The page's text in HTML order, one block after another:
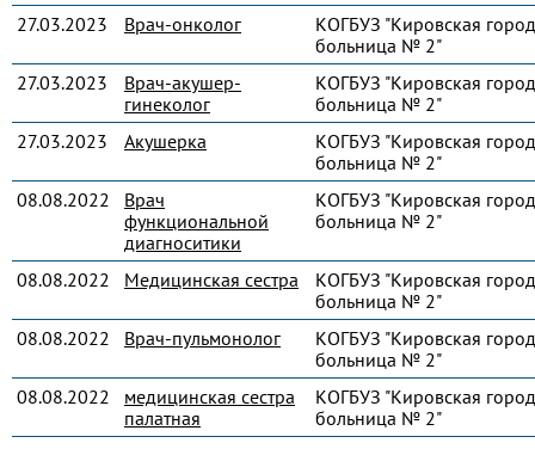
27.03.2023
Врач-онколог
КОГБУЗ "Кировская
больница № 2"
27.03.2023
Врач-акушер-
гинеколог
КОГБУЗ "Кировская
больница № 2"
27.03.2023
Акушерка
КОГБУЗ "Кировская
больница № 2"
08.08.2022
Врач
функциональной
диагноситики
КОГБУЗ "Кировская
больница № 2"
08.08.2022 Медицинская сестра
КОГБУЗ "Кировская
больница № 2"
08.08.2022
Врач-пульмонолог
КОГБУЗ "Кировская
больница № 2"
08.08.2022
медицинская сестра
палатная
КОГБУЗ "Кировская
больница № 2"